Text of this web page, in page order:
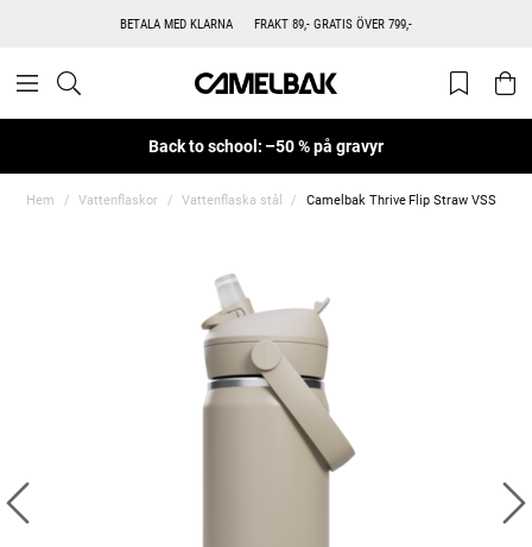
BETALA MED KLARNA FRAKT 89,- GRATIS ÖVER 799,-
Back to school: –50 % på gravyr
Hem Vattenflaskor Vattenflaska stål Camelbak Thrive Flip Straw VSS